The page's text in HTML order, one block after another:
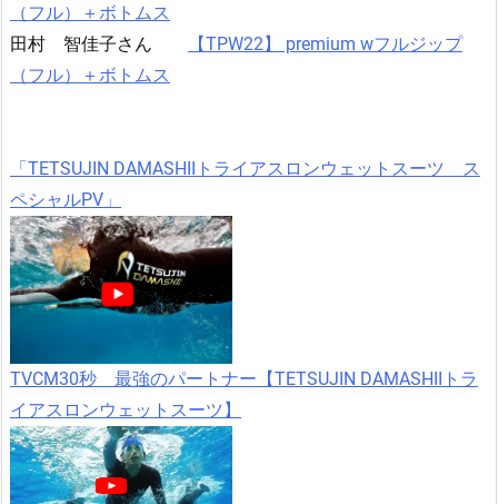
（フル）＋ボトムス
田村 智佳子さん
【TPW22】 premium wフルジップ
（フル）＋ボトムス
「TETSUJIN DAMASHIIトライアスロンウェットスーツ ス
ペシャルPV」
TVCM30秒 最強のパートナー【TETSUJIN DAMASHIIトラ
イアスロンウェットスーツ】